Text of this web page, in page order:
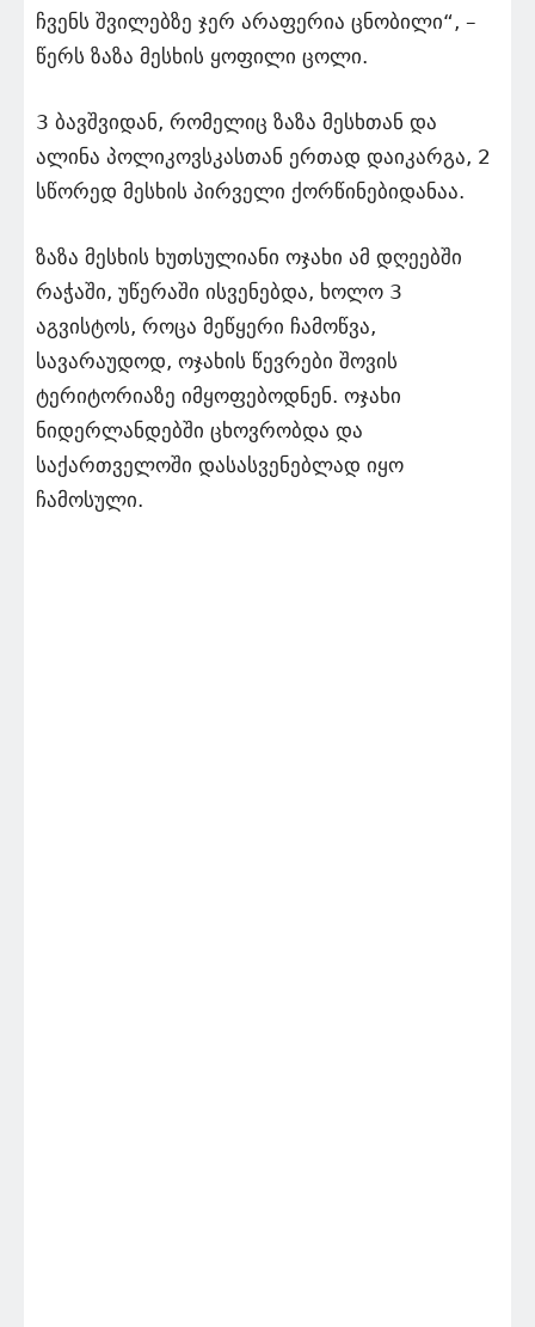
ჩვენს შვილებზე ჯერ არაფერია ცნობილი“, –
წერს ზაზა მესხის ყოფილი ცოლი.
3 ბავშვიდან, რომელიც ზაზა მესხთან და
ალინა პოლიკოვსკასთან ერთად დაიკარგა, 2
სწორედ მესხის პირველი ქორწინებიდანაა.
ზაზა მესხის ხუთსულიანი ოჯახი ამ დღეებში
რაჭაში, უწერაში ისვენებდა, ხოლო 3
აგვისტოს, როცა მეწყერი ჩამოწვა,
სავარაუდოდ, ოჯახის წევრები შოვის
ტერიტორიაზე იმყოფებოდნენ. ოჯახი
ნიდერლანდებში ცხოვრობდა და
საქართველოში დასასვენებლად იყო
ჩამოსული.